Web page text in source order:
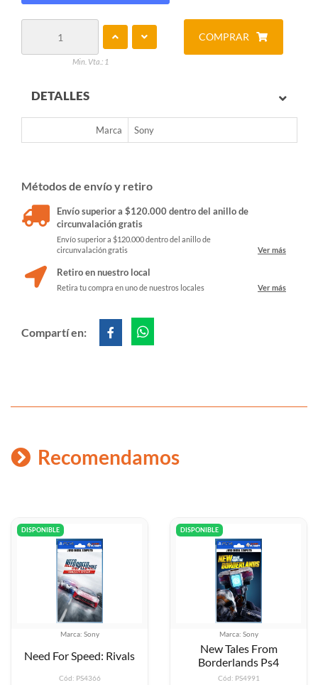
Min. Vta.: 1
COMPRAR
DETALLES
Marca Sony
Métodos de envío y retiro
Envío superior a $120.000 dentro del anillo de
circunvalación gratis
Envío superior a $120.000 dentro del anillo de
circunvalación gratis
Ver más
Retiro en nuestro local
Retira tu compra en uno de nuestros locales Ver más
Compartí en:
Recomendamos
Rivals
New Tales From
Borderlands Ps4
New